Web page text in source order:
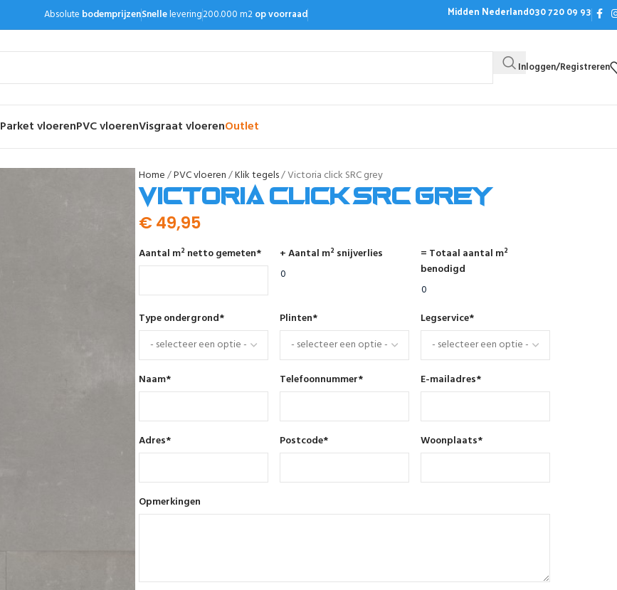
Absolute bodemprijzenSnellelevering200.000 m2op voorraad Midden Nederland030 720 09 93
Inloggen/Registreren
Parket vloerenPVC vloerenVisgraat vloerenOutlet
Home PVC vloeren Klik tegels Victoria click SRC grey
Victoria click SRC grey
€49,95
Aantal m² netto gemeten* + Aantal m² snijverlies
= Totaal aantal m²
benodigd
Type ondergrond* Plinten* Legservice*
Naam* Telefoonnummer* E-mailadres*
Adres* Postcode* Woonplaats*
Opmerkingen